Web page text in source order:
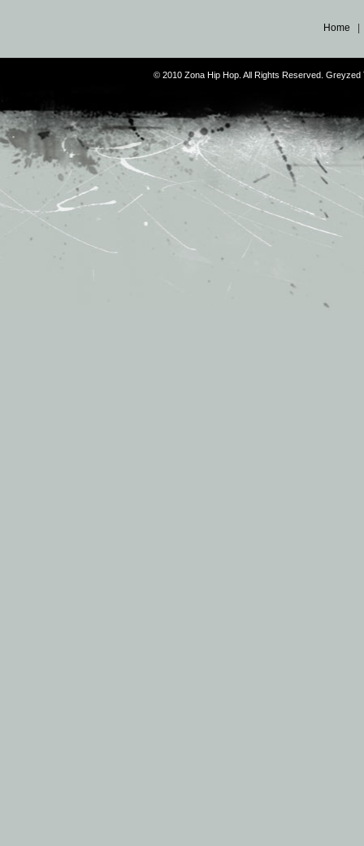
Home
© 2010 Zona Hip Hop. All Rights Reserved.